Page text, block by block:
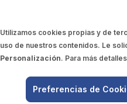
© 2025
by
El contenido y la
Utilizamos cookies propias y de
uso de nuestros contenidos. Le
Personalización. Para más
Preferencias de